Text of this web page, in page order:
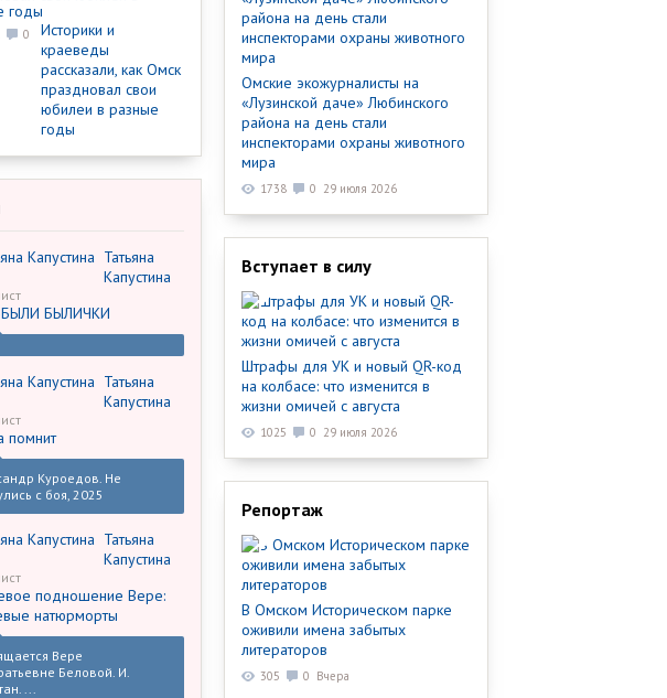
Историки и
краеведы
рассказали, как Омск
праздновал свои
юбилеи в разные
годы
0
Татьяна
Капустина
БЫЛИЧКИ
Татьяна
Капустина
помнит
Куроедов. Не
с боя, 2025
Татьяна
Капустина
подношение Вере:
натюрморты
Вере
Беловой. И.
...
Омские экожурналисты на
«Лузинской даче» Любинского
района на день стали
инспекторами охраны животного
мира
1738 0 29 июля 2026
Вступает в силу
Штрафы для УК и новый QR-код
на колбасе: что изменится в
жизни омичей с августа
1025 0 29 июля 2026
Репортаж
В Омском Историческом парке
оживили имена забытых
литераторов
305 0 Вчера